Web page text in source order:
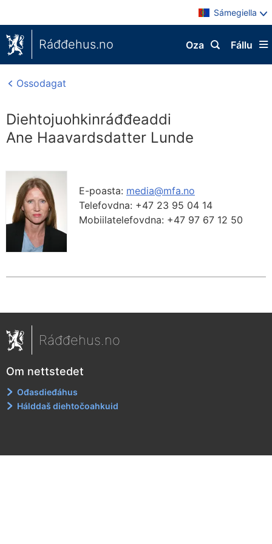
Sámegiella
Ráđđehus.no Fállu
Oza
Ossodagat
Diehtojuohkinráđđeaddi
Ane Haavardsdatter Lunde
E-poasta: media@mfa.no
Telefovdna: +47 23 95 04 14
Mobiilatelefovdna: +47 97 67 12 50
Ráđđehus.no
Om nettstedet
Ođasdieđáhus
Hálddaš diehtočoahkuid